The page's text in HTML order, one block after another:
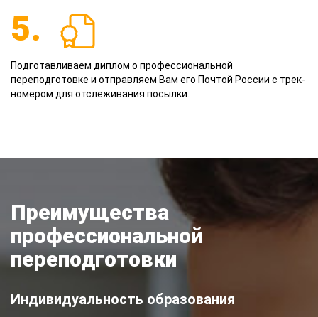
5.
Подготавливаем диплом о профессиональной
переподготовке и отправляем Вам его Почтой России с трек-
номером для отслеживания посылки.
Преимущества
профессиональной
переподготовки
Индивидуальность образования